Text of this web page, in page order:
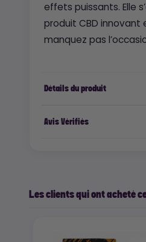
effets puissants. Elle
produit CBD
manquez pas
Détails du produit
Avis Vérifiés
Les clients qui ont acheté